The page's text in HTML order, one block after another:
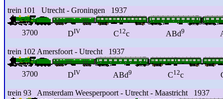
trein 101 Utrecht - Groningen 1937
3700 DIV C12c ABd9
trein 102 Amersfoort - Utrecht 1937
3700 DIV ABd9 C12c
trein 93 Amsterdam Weesperpoort - Utrecht - Maastricht 1937